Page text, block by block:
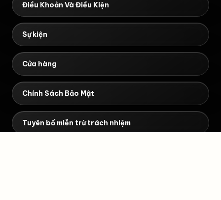
Điều Khoản Và Điều Kiện
Sự kiện
Cửa hàng
Chính Sách Bảo Mật
Tuyên bố miễn trừ trách nhiệm